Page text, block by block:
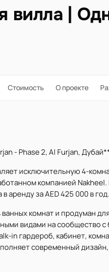
вилла |
Стоимость О проекте
- Phase 2, Al Furjan,
исключительную 4-
компанией
аренду за AED 425 000 в год.
комнат и продуман
видами на сообщество
in гардероб, кабинет,
современный